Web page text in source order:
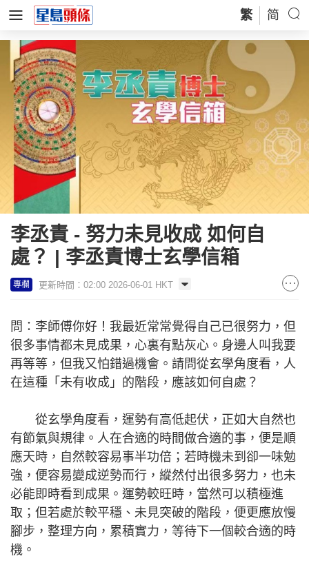
繁 简
李丞責 - 努力未見收成 如何自
處？ | 李丞責博士玄學信箱
專欄 更新時間：02:00 2026-06-01 HKT
問：李師傅你好！我最近常常覺得自己已很努力，但
很多事情都未見成果，心裏有點灰心。身邊人叫我要
再等等，但我又怕錯過機會。請問從玄學角度看，人
在這種「未有收成」的階段，應該如何自處？
從玄學角度看，運勢有高低起伏，正如大自然也
有節氣與規律。人在合適的時間做合適的事，便是順
應天時，自然較容易事半功倍；若時機未到卻一味勉
強，便容易變成逆勢而行，縱然付出很多努力，也未
必能即時看到成果。運勢較旺時，當然可以積極進
取；但若處於較平穩、未見突破的階段，便更應放慢
腳步，整理方向，累積實力，等待下一個較合適的時
機。